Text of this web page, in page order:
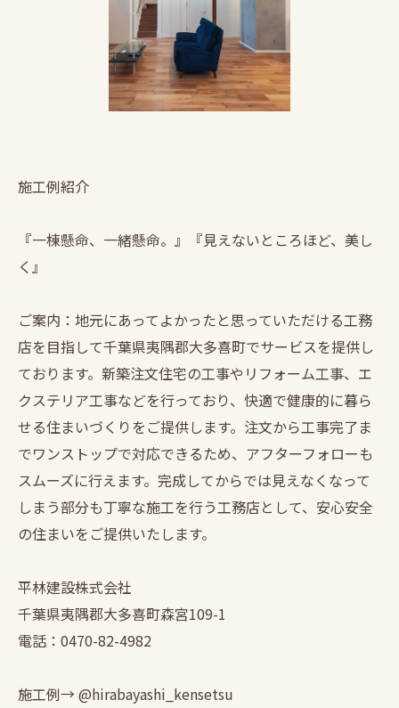
施工例紹介
『一棟懸命、一緒懸命。』『見えないところほど、美し
く』
ご案内：地元にあってよかったと思っていただける工務
店を目指して千葉県夷隅郡大多喜町でサービスを提供し
ております。新築注文住宅の工事やリフォーム工事、エ
クステリア工事などを行っており、快適で健康的に暮ら
せる住まいづくりをご提供します。注文から工事完了ま
でワンストップで対応できるため、アフターフォローも
スムーズに行えます。完成してからでは見えなくなって
しまう部分も丁寧な施工を行う工務店として、安心安全
の住まいをご提供いたします。
平林建設株式会社
千葉県夷隅郡大多喜町森宮109-1
電話：0470-82-4982
施工例→ @hirabayashi_kensetsu